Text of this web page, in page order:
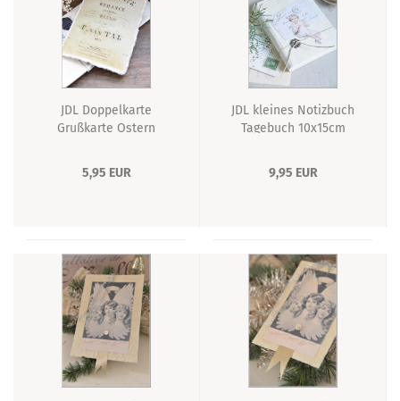
JDL Doppelkarte
Grußkarte Ostern
5,95 EUR
JDL kleines Notizbuch
Tagebuch 10x15cm
9,95 EUR